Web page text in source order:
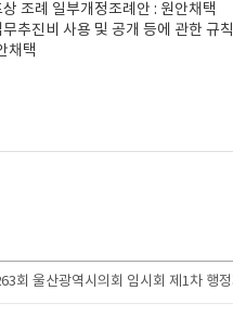
조례 일부개정조례안 : 원안채택
추진비 사용 및 공개 등에 관한 규칙
채택